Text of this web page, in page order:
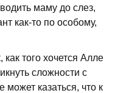
маму до слез,
как-то по особому,
того хочется Алле
сложности с
казаться, что к